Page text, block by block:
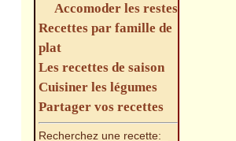
Accomoder les restes
Recettes par famille de
plat
Les recettes de saison
Cuisiner les légumes
Partager vos recettes
Recherchez une recette: